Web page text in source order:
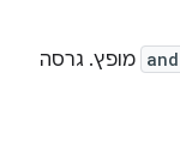
מופץ. גרסה